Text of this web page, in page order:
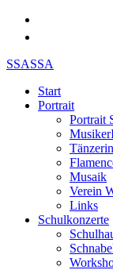
SSASSA
Start
Portrait
Portrait
Musaik
Verein
Links
Schulkonzerte